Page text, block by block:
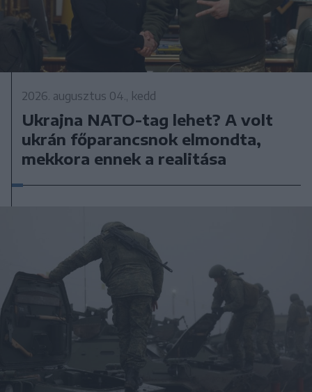
2026. augusztus 04., kedd
Ukrajna NATO-tag lehet? A volt
ukrán főparancsnok elmondta,
mekkora ennek a realitása